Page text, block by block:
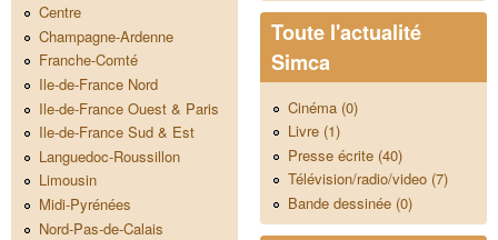
Centre
Champagne-Ardenne
Franche-Comté
Ile-de-France Nord
Ile-de-France Ouest & Paris
Ile-de-France Sud & Est
Languedoc-Roussillon
Limousin
Midi-Pyrénées
Nord-Pas-de-Calais
Toute l'actualité
Simca
Cinéma (0)
Livre (1)
Presse écrite (40)
Télévision/radio/video (7)
Bande dessinée (0)